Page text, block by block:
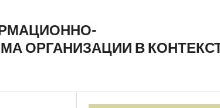
ОРГАНИЗАЦИИ В